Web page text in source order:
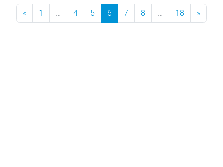
«Previous Page
1 … 4 5 6 7 8 … 18 »Next